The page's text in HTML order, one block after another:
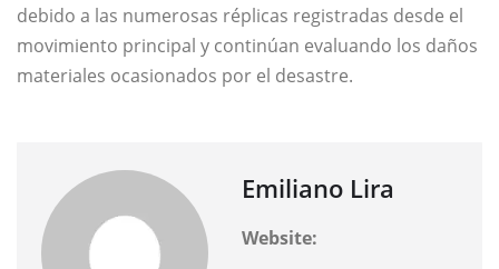
debido a las numerosas réplicas registradas desde el
movimiento principal y continúan evaluando los daños
materiales ocasionados por el desastre.
Emiliano Lira
Website: